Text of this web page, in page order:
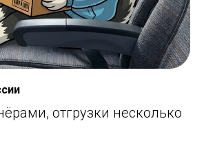
отгрузки несколько